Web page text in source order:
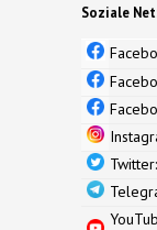
Soziale
Twitter: